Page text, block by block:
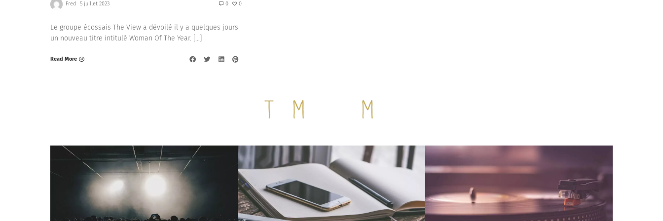
Fred 5 juillet 2023 0 0
Le groupe écossais The View a dévoilé il y a quelques jours
un nouveau titre intitulé Woman Of The Year. […]
Read More